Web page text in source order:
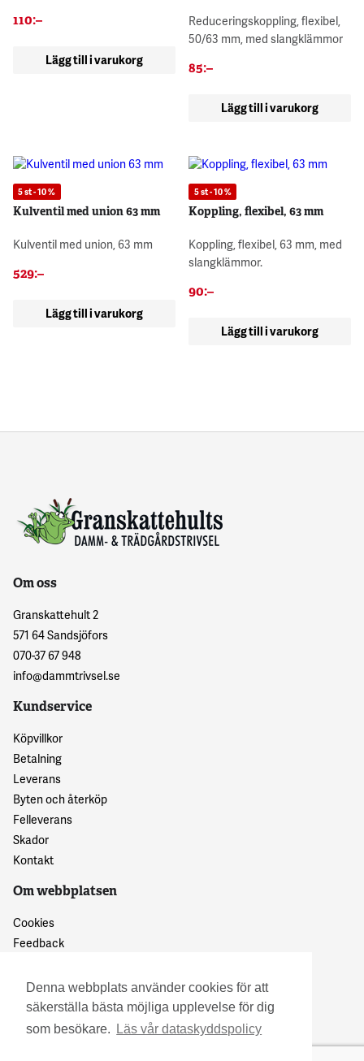
Denna webbplats använder cookies för att
säkerställa bästa möjliga upplevelse för dig
som besökare.
Läs vår dataskyddspolicy
110:–
Lägg till i varukorg
Reduceringskoppling, flexibel,
50/63 mm, med slangklämmor
85:–
Lägg till i varukorg
5 st - 10 %
Kulventil med union 63 mm
Kulventil med union, 63 mm
529:–
Lägg till i varukorg
5 st - 10 %
Koppling, flexibel, 63 mm
Koppling, flexibel, 63 mm, med
slangklämmor.
90:–
Lägg till i varukorg
Om oss
Granskattehult 2
571 64 Sandsjöfors
070-37 67 948
info@dammtrivsel.se
Kundservice
Köpvillkor
Betalning
Leverans
Byten och återköp
Felleverans
Skador
Kontakt
Om webbplatsen
Cookies
Feedback